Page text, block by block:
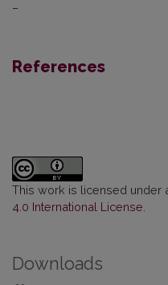
–
References
This work is licensed under
4.0 International License
Downloads